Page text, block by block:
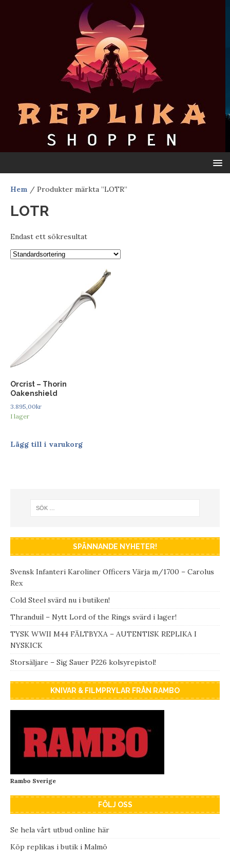
Hem / Produkter märkta ”LOTR”
LOTR
Endast ett sökresultat
Orcrist – Thorin
Oakenshield
3.895,00kr
I lager
Lägg till i varukorg
SPÄNNANDE NYHETER!
Svensk Infanteri Karoliner Officers Värja m/1700 – Carolus
Rex
Cold Steel svärd nu i butiken!
Thranduil – Nytt Lord of the Rings svärd i lager!
TYSK WWII M44 FÄLTBYXA – AUTENTISK REPLIKA I
NYSKICK
Storsäljare – Sig Sauer P226 kolsyrepistol!
KNIVAR & FILMPRYLAR FRÅN RAMBO
Rambo Sverige
FÖLJ OSS
Se hela vårt utbud online här
Köp replikas i butik i Malmö